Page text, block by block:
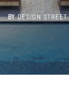
BY DESIGN STREET